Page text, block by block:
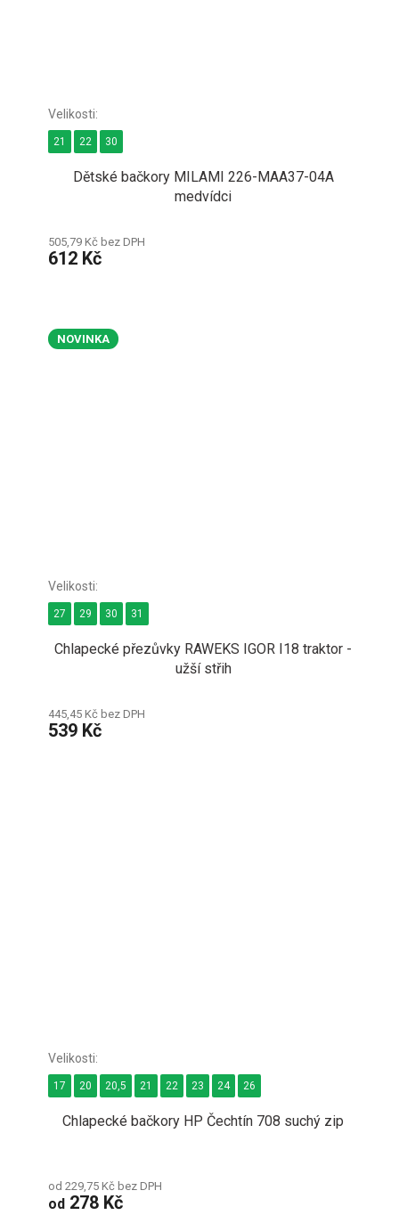
Dětské bačkory MILAMI 226-MAA37-04A
medvídci
505,79 Kč bez DPH
612 Kč
21 22 30
NOVINKA
Chlapecké přezůvky RAWEKS IGOR I18 traktor -
užší střih
445,45 Kč bez DPH
539 Kč
27 29 30 31
Chlapecké bačkory HP Čechtín 708 suchý zip
od 229,75 Kč bez DPH
od 278 Kč
17 20 20,5 21 22 23 24 26